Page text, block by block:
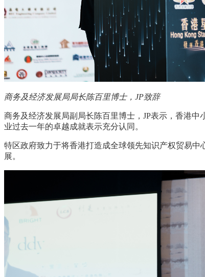
商务及经济发展局局长陈百里博士， JP致辞
商务及经济发展局副局长陈百里博士，JP表示，香港中
业过去一年的卓越成就表示充分认同。
特区政府致力于将香港打造成全球领先知识产权贸易
展。